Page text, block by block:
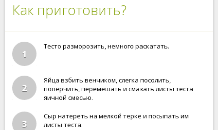
Как приготовить?
1
Тесто разморозить, немного раскатать.
2
Яйца взбить венчиком, слегка посолить,
поперчить, перемешать и смазать листы теста
яичной смесью.
3
Сыр натереть на мелкой терке и посыпать им
листы теста.